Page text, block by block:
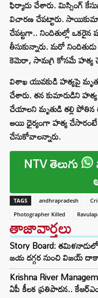
ఫిర్యాదు చేశారు. మిస్సింగ్
విచారణ చేపట్టారు.
చేపట్టగా.. నిందితుల్లో ఒకరైన
తీసుకున్నారు. మరో
కెమెరా, సామగ్రి కోసమే హత్య
విశాఖ యువకుడి హత్యపై
చేశారు. తన కుమారుడిని
చేయాలని మృతుడి తల్లి
అయి ధైర్యంగా హత్య
చేసుకోవాలన్నారు.
NTV తెలుగు
TAGS andhrapradesh
Photographer Killed
తాజావార్తలు
Story Board:
జయ దగ్గర నుంచి విజయ్
Krishna River
ఏపీ కీలక ప్రతిపాదన..